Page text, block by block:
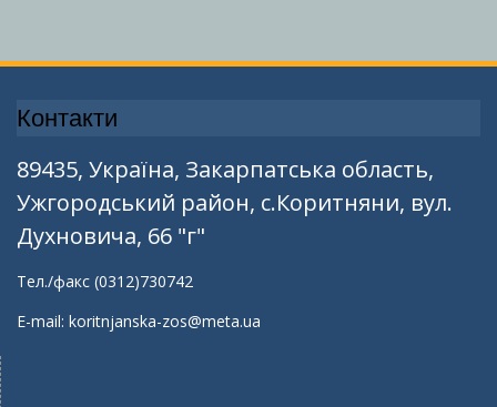
Контакти
89435, Україна, Закарпатська область,
Ужгородський район, с.Коритняни, вул.
Духновича, 66 "г"
Тел./факс (0312)730742
E-mail: koritnjanska-zos@meta.ua